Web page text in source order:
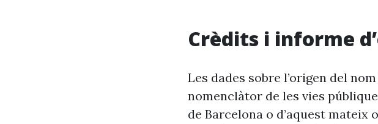
Crèdits i informe
Les dades sobre l’origen del
nomenclàtor de les vies
de Barcelona o d’aquest